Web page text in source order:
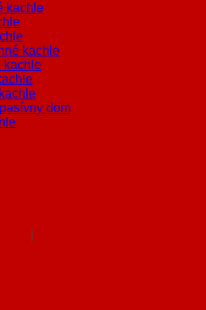
kachle
kachle
kachle
dom